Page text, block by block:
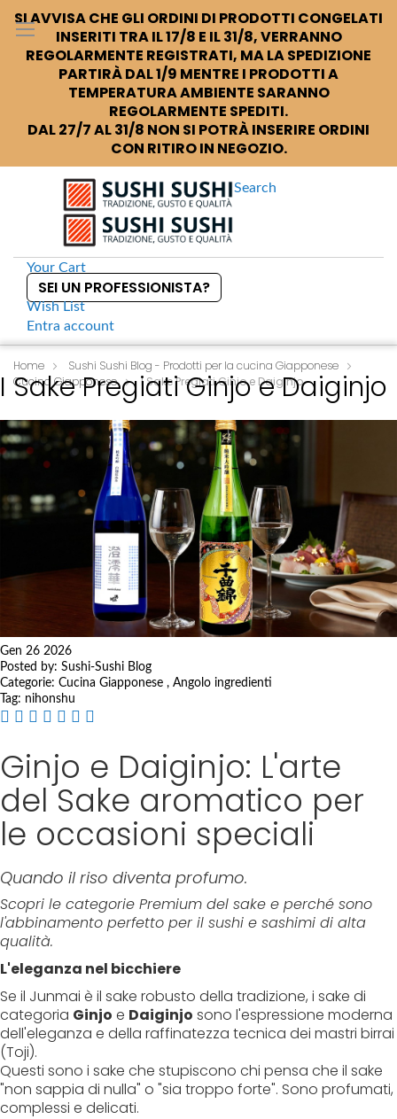
SI AVVISA CHE GLI ORDINI DI PRODOTTI CONGELATI
INSERITI TRA IL 17/8 E IL 31/8, VERRANNO
REGOLARMENTE REGISTRATI, MA LA SPEDIZIONE
PARTIRÀ DAL 1/9 MENTRE I PRODOTTI A
TEMPERATURA AMBIENTE SARANNO
REGOLARMENTE SPEDITI.
DAL 27/7 AL 31/8 NON SI POTRÀ INSERIRE ORDINI
CON RITIRO IN NEGOZIO.
Search
Your Cart
SEI UN PROFESSIONISTA?
Wish List
Entra account
S
k
i
p
t
o
C
n
Home
Sushi Sushi Blog - Prodotti per la cucina Giapponese
Cucina Giapponese
I Sake Pregiati Ginjo e Daiginjo
I Sake Pregiati Ginjo e Daiginjo
Gen 26 2026
Posted by: Sushi-Sushi Blog
Categorie: Cucina Giapponese , Angolo ingredienti
Tag: nihonshu
Ginjo e Daiginjo: L'arte
del Sake aromatico per
le occasioni speciali
Quando il riso diventa profumo.
Scopri le categorie Premium del sake e perché sono
l'abbinamento perfetto per il sushi e sashimi di alta
qualità.
L'eleganza nel bicchiere
Se il Junmai è il sake robusto della tradizione, i sake di
categoria Ginjo e Daiginjo sono l'espressione moderna
dell'eleganza e della raffinatezza tecnica dei mastri birrai
(Toji).
Questi sono i sake che stupiscono chi pensa che il sake
"non sappia di nulla" o "sia troppo forte". Sono profumati,
complessi e delicati.